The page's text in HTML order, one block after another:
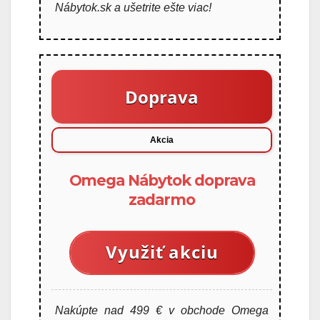
Nábytok.sk a ušetrite ešte viac!
Doprava
Akcia
Omega Nábytok doprava
zadarmo
Využiť akciu
Nakúpte nad 499 € v obchode Omega